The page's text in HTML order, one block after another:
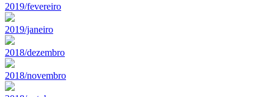
2019/fevereiro
2019/janeiro
2018/dezembro
2018/novembro